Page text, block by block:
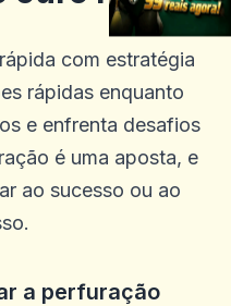
com estratégia
rápidas enquanto
e enfrenta desafios
é uma aposta, e
ao sucesso ou ao
a perfuração